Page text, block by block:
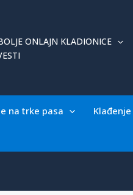
ONLAJN KLADIONICE
na trke pasa